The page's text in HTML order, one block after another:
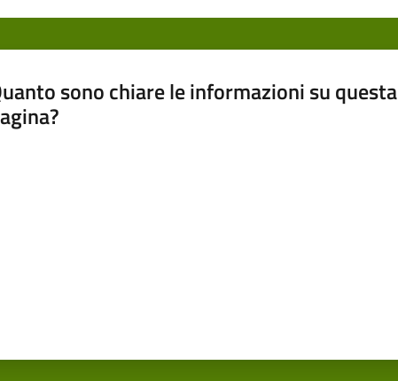
sono chiare le informazioni su questa